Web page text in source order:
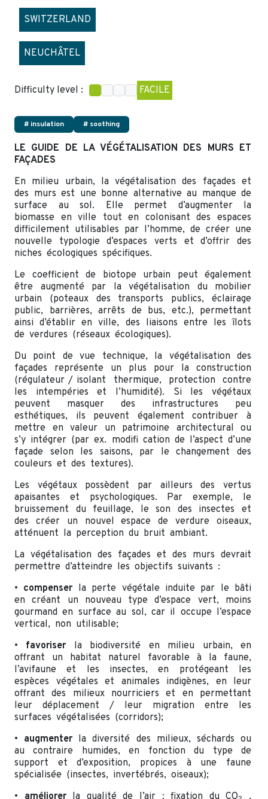
SWITZERLAND
NEUCHÂTEL
Difficulty level : FACILE
# insulation # soothing
LE GUIDE DE LA VÉGÉTALISATION DES MURS ET
FAÇADES
En milieu urbain, la végétalisation des façades et
des murs est une bonne alternative au manque de
surface au sol. Elle permet d’augmenter la
biomasse en ville tout en colonisant des espaces
difficilement utilisables par l’homme, de créer une
nouvelle typologie d’espaces verts et d’offrir des
niches écologiques spécifiques.
Le coefficient de biotope urbain peut également
être augmenté par la végétalisation du mobilier
urbain (poteaux des transports publics, éclairage
public, barrières, arrêts de bus, etc.), permettant
ainsi d’établir en ville, des liaisons entre les îlots
de verdures (réseaux écologiques).
Du point de vue technique, la végétalisation des
façades représente un plus pour la construction
(régulateur / isolant thermique, protection contre
les intempéries et l’humidité). Si les végétaux
peuvent masquer des infrastructures peu
esthétiques, ils peuvent également contribuer à
mettre en valeur un patrimoine architectural ou
s’y intégrer (par ex. modifi cation de l’aspect d’une
façade selon les saisons, par le changement des
couleurs et des textures).
Les végétaux possèdent par ailleurs des vertus
apaisantes et psychologiques. Par exemple, le
bruissement du feuillage, le son des insectes et
des créer un nouvel espace de verdure oiseaux,
atténuent la perception du bruit ambiant.
La végétalisation des façades et des murs devrait
permettre d’atteindre les objectifs suivants :
• compenser la perte végétale induite par le bâti
en créant un nouveau type d’espace vert, moins
gourmand en surface au sol, car il occupe l’espace
vertical, non utilisable;
• favoriser la biodiversité en milieu urbain, en
offrant un habitat naturel favorable à la faune,
l’avifaune et les insectes, en protégeant les
espèces végétales et animales indigènes, en leur
offrant des milieux nourriciers et en permettant
leur déplacement / leur migration entre les
surfaces végétalisées (corridors);
• augmenter la diversité des milieux, séchards ou
au contraire humides, en fonction du type de
support et d’exposition, propices à une faune
spécialisée (insectes, invertébrés, oiseaux);
• améliorerla qualité de l’air : fixation du CO ,